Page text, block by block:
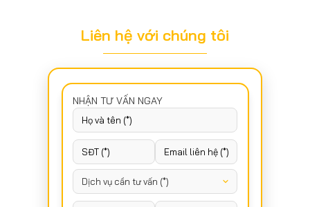
Liên hệ với chúng tôi
NHẬN TƯ VẤN NGAY